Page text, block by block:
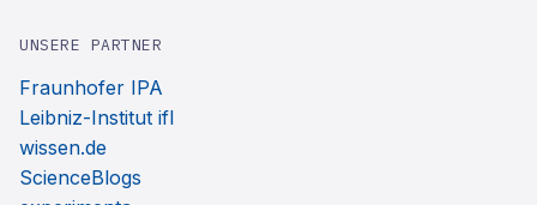
UNSERE PARTNER
Fraunhofer IPA
Leibniz-Institut ifl
wissen.de
ScienceBlogs